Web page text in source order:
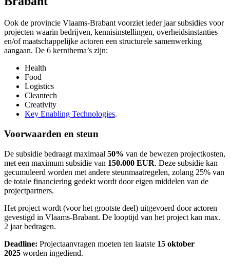
Ook de provincie Vlaams-Brabant voorziet ieder jaar subsidies voor
projecten waarin bedrijven, kennisinstellingen, overheidsinstanties
en/of maatschappelijke actoren een structurele samenwerking
aangaan. De 6 kernthema’s zijn:
Health
Food
Logistics
Cleantech
Creativity
Key Enabling Technologies.
Voorwaarden en steun
De subsidie bedraagt maximaal 50% van de bewezen projectkosten,
met een maximum subsidie van 150.000 EUR. Deze subsidie kan
gecumuleerd worden met andere steunmaatregelen, zolang 25% van
de totale financiering gedekt wordt door eigen middelen van de
projectpartners.
Het project wordt (voor het grootste deel) uitgevoerd door actoren
gevestigd in Vlaams-Brabant. De looptijd van het project kan max.
2 jaar bedragen.
Deadline: Projectaanvragen moeten ten laatste 15 oktober
2025 worden ingediend.